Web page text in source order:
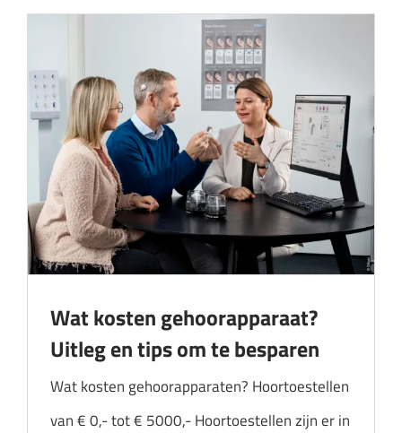
Hoortoestellen
HoorZeker Abonnement
Oren schoonmaken
Oordoppen
Webshop
Overig
Wat kosten gehoorapparaat?
Uitleg en tips om te besparen
Wat kosten gehoorapparaten? Hoortoestellen
van € 0,- tot € 5000,- Hoortoestellen zijn er in